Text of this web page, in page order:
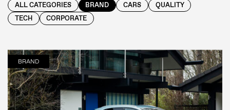
ALL CATEGORIES BRAND CARS
QUALITY
TECH
CORPORATE
BRAND